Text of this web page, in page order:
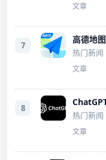
文章
7
热门新闻
文章
8
热门新闻
文章